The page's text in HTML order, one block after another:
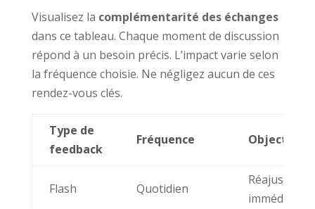
Visualisez la complémentarité des échanges
dans ce tableau. Chaque moment de discussion
répond à un besoin précis. L’impact varie selon
la fréquence choisie. Ne négligez aucun de ces
rendez-vous clés.
Type de
feedback
Fréquence Objectif
Flash Quotidien
immédiat